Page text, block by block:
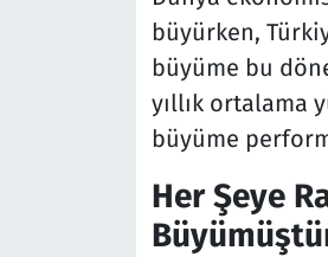
büyürken,
büyüme bu
yıllık ortalama
büyüme
Her Şeye